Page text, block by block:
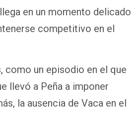
en un momento delicado
competitivo en el
como un episodio en el que
llevó a Peña a imponer
la ausencia de Vaca en el